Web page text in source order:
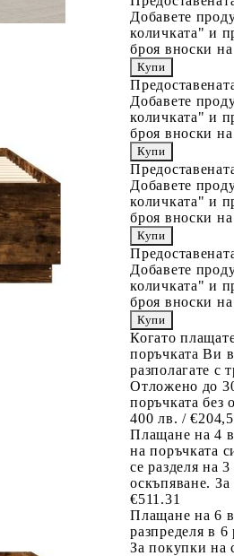
Добавете
количката" и
броя вноски
Добавете
количката" и
броя вноски
Добавете
количката" и
броя вноски
Добавете
количката" и
броя вноски
Когато
поръчката Ви
разполагате с
Отложено до
поръчката без
400 лв. /
Плащане на 4
на поръчката
се разделя на
оскъпяване.
€511.31
Плащане на 6
разпределя в
За покупки на